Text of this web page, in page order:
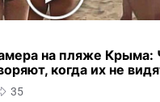
на пляже Крыма:
когда их не
35